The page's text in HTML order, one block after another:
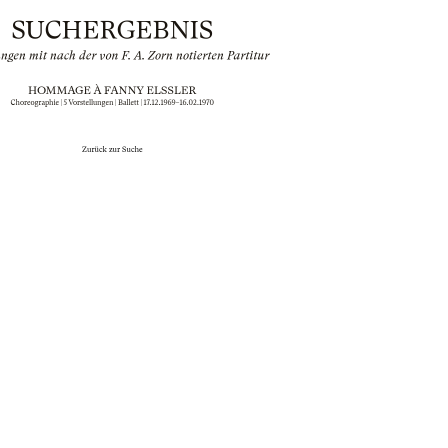
SUCHERGEBNIS
mit nach der von F. A. Zorn notierten Partitur
HOMMAGE À FANNY ELSSLER
Choreographie | 5 Vorstellungen | Ballett | 17.12.1969–16.02.1970
Zurück zur Suche